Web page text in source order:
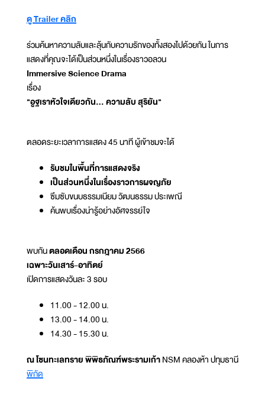
ดู Trailer คลิก
ร่วมค้นหาความลับและลุ้นกับความรักของทั้งสองไปด้วยกัน ในการ
แสดงที่คุณจะได้เป็นส่วนหนึ่งในเรื่องราวอลวน
Immersive Science Drama
เรื่อง
"อูฐเราหัวใจเดียวกัน... ความลับ สุริยัน"
ตลอดระยะเวลาการแสดง 45 นาที ผู้เข้าชมจะได้
รับชมในพื้นที่การแสดงจริง
เป็นส่วนหนึ่งในเรื่องราวการผจญภัย
ซึมซับขนบธรรมเนียม วัฒนธรรม ประเพณี
ค้นพบเรื่องน่ารู้อย่างอัศจรรย์ใจ
พบกันตลอดเดือน กรกฎาคม 2566
เฉพาะวันเสาร์-อาทิตย์
เปิดการแสดงวันละ 3 รอบ
11.00 - 12.00 น.
13.00 - 14.00 น.
14.30 - 15.30 น.
ณ โซนทะเลทราย พิพิธภัณฑ์พระรามเก้าNSM คลองห้า ปทุมธานี
พิกัด